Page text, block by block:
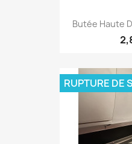
Butée Haute
RUPTURE DE